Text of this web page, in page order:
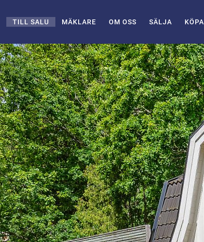
TILL SALU MÄKLARE OM OSS SÄLJA KÖPA